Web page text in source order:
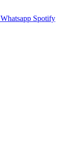
Whatsapp Spotify